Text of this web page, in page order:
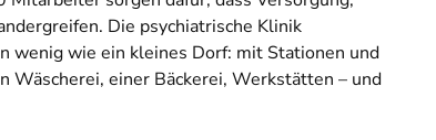
Die psychiatrische Klinik
wenig wie ein kleines Dorf: mit Stationen und
Wäscherei, einer Bäckerei, Werkstätten – und